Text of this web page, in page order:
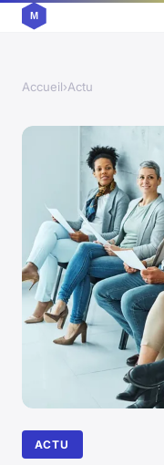
Accueil›Actu
ACTU